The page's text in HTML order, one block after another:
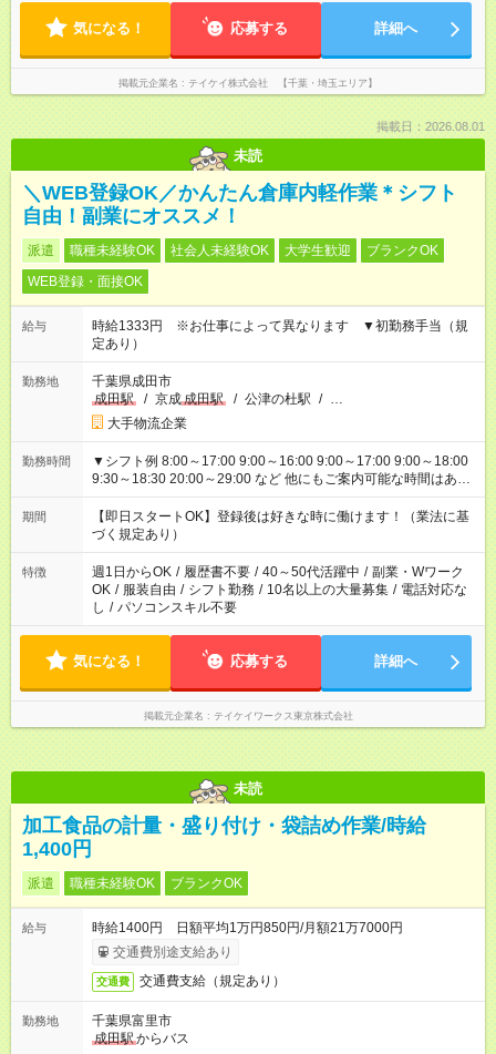
気になる！ 応募する 詳細へ
掲載元企業名 テイケイ株式会社 【千葉・埼玉エリア】
掲載日：2026.08.01
未読
＼WEB登録OK／かんたん倉庫内軽作業＊シフト
自由！副業にオススメ！
派遣 職種未経験OK 社会人未経験OK 大学生歓迎
ブランクOK
WEB登録・面接OK
給与
時給1333円 ※お仕事によって異なります ▼初勤務手当（規
定あり）
勤務地
千葉県成田市
成田駅
/ 京成成田駅 / 公津の杜駅 / …
大手物流企業
勤務時間
▼シフト例 8:00～17:00 9:00～16:00 9:00～17:00 9:00～18:00
9:30～18:30 20:00～29:00 など 他にもご案内可能な時間はあり
ます！ ご希望の勤務時間を教えてください＾＾
期間
【即日スタートOK】登録後は好きな時に働けます！（業法に基
づく規定あり）
特徴 週1日からOK / 履歴書不要 / 40～50代活躍中 / 副業・Wワーク
OK / 服装自由 / シフト勤務 / 10名以上の大量募集 / 電話対応な
し / パソコンスキル不要
気になる！ 応募する 詳細へ
掲載元企業名 テイケイワークス東京株式会社
未読
加工食品の計量・盛り付け・袋詰め作業/時給
1,400円
派遣 職種未経験OK ブランクOK
給与
時給1400円 日額平均1万円850円/月額21万7000円
交通費別途支給あり
交通費 交通費支給（規定あり）
勤務地
千葉県富里市
成田駅からバス